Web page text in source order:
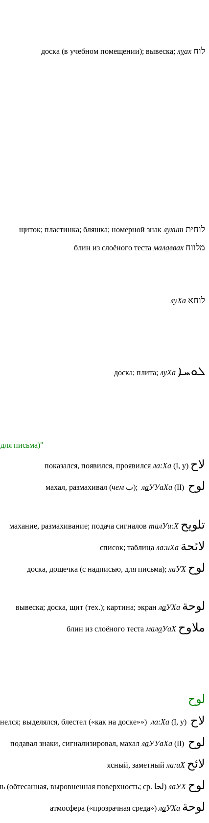
доска (в учебном помещении); вывеска; луах לוח
щиток; пластинка; бляшка; номерной знак лухит לוחית
блин из слоёного теста малаввах מלווח
луХа לוחא
доска; плита; луХа ܠܘܚܐ
письма)"
показался, появился, проявился ла:Ха (I, у) لاح
махал, размахивал (чем ب); лаУУаХа (II) لوح
махание, размахивание; подача сигналов талУи:Х تلويح
список; таблица ла:иХа لائحة
доска, дощечка (с надписью, для письма); лаУХ لوح
вывеска; доска, щит (тех.); картина; экран лаУХа لوحة
блин из слоёного теста малаУаХ ملاوح
لوح
выделялся, блестел («как на доске»») ла:Ха (I, у) لاح
подавал знаки, сигнализировал, махал лаУУаХа (II) لوح
ясный, заметный ла:иХ لائح
доска, скрижаль (обтесанная, выровненная поверхность; ср. لحا) лаУХ لوح
атмосфера («прозрачная среда») лаУХа لوحة